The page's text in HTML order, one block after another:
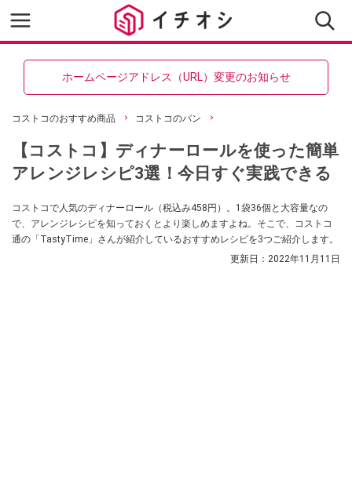
ホームページアドレス（URL）変更のお知らせ
コストコのおすすめ商品 コストコのパン
【コストコ】ディナーロールを使った簡単
アレンジレシピ3選！今日すぐ実践できる
コストコで人気のディナーロール（税込み458円）。1袋36個と大容量なの
で、アレンジレシピを知っておくとより楽しめますよね。そこで、コストコ
通の「TastyTime」さんが紹介しているおすすめレシピを3つご紹介します。
更新日： 2022年11月11日